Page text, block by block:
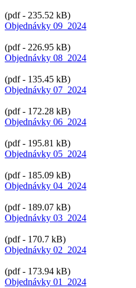
(pdf - 235.52 kB)
Objednávky 09_2024
(pdf - 226.95 kB)
Objednávky 08_2024
(pdf - 135.45 kB)
Objednávky 07_2024
(pdf - 172.28 kB)
Objednávky 06_2024
(pdf - 195.81 kB)
Objednávky 05_2024
(pdf - 185.09 kB)
Objednávky 04_2024
(pdf - 189.07 kB)
Objednávky 03_2024
(pdf - 170.7 kB)
Objednávky 02_2024
(pdf - 173.94 kB)
Objednávky 01_2024